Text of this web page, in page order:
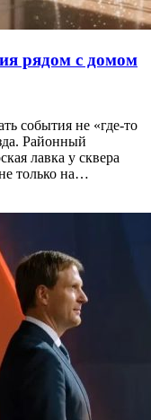
рядом с домом
события не «где-то
Районный
лавка у сквера
только на…